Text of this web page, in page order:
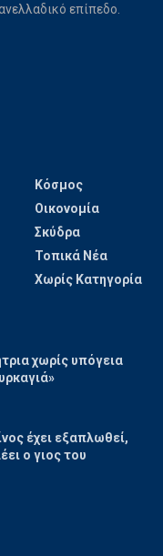
επίπεδο.
Κόσμος
Οικονομία
Σκύδρα
Τοπικά Νέα
Χωρίς Κατηγορία
χωρίς υπόγεια
έχει εξαπλωθεί,
ο γιος του